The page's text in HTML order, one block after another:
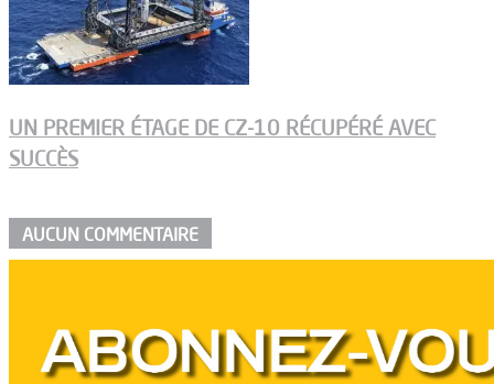
UN PREMIER ÉTAGE DE CZ-10 RÉCUPÉRÉ AVEC
SUCCÈS
AUCUN COMMENTAIRE